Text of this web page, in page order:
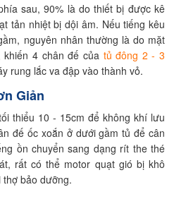
sau, 90% là do thiết bị được kê
tản nhiệt bị dội âm. Nếu tiếng kêu
nguyên nhân thường là do mặt
4 chân đế của tủ đông 2 - 3
rung lắc va đập vào thành vỏ.
Giản
thiểu 10 - 15cm để không khí lưu
đế ốc xoắn ở dưới gầm tủ để cân
ồn chuyển sang dạng rít the thé
rất có thể motor quạt gió bị khô
bảo dưỡng.